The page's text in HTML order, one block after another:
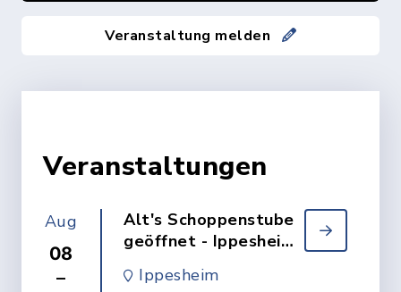
Veranstaltungen
Aug
08
–
Alt's Schoppenstube
geöffnet - Ippesheim
Ippesheim
Veranstaltung melden